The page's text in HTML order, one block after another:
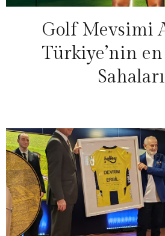
Golf Mevsimi
Türkiye’nin